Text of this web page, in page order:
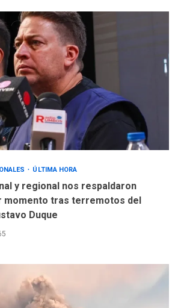
ÚLTIMA HORA
y regional nos respaldaron
momento tras terremotos del
Duque